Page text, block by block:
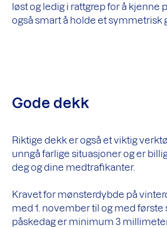
løst og ledig i rattgrep for å kjenne
også smart å holde et symmetrisk
Gode dekk
Riktige dekk er også et viktig
unngå farlige situasjoner og er
deg og dine medtrafikanter.
Kravet for mønsterdybde på
med 1. november til og med første
påskedag er minimum 3